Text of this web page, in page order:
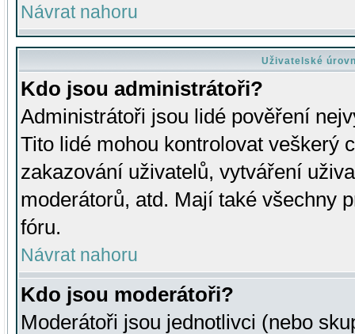
Návrat nahoru
Uživatelské
Kdo jsou administrátoři?
Administrátoři jsou lidé pověření
Tito lidé mohou kontrolovat veškerý
zakazování uživatelů, vytváření
moderátorů, atd. Mají také všechny
fóru.
Návrat nahoru
Kdo jsou moderátoři?
Moderátoři jsou jednotlivci (nebo